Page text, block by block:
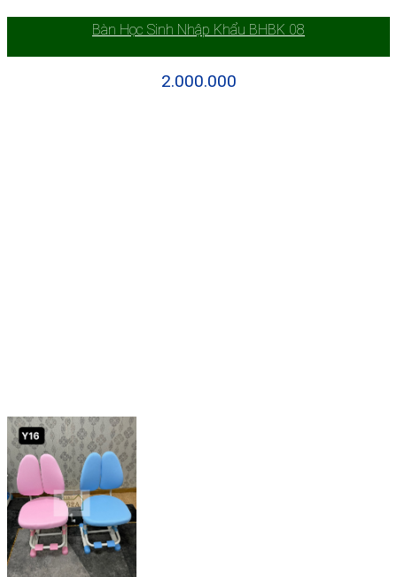
Bàn Học Sinh Nhập Khẩu BHBK 08
2.000.000